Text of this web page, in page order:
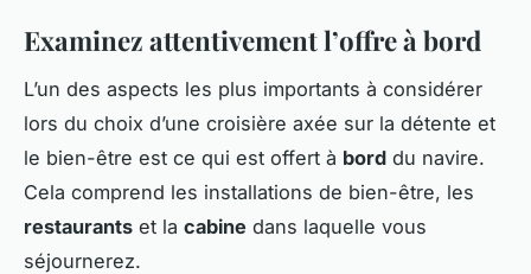
Examinez attentivement l’offre à bord
L’un des aspects les plus importants à considérer
lors du choix d’une croisière axée sur la détente et
le bien-être est ce qui est offert à bord du navire.
Cela comprend les installations de bien-être, les
restaurants et la cabine dans laquelle vous
séjournerez.